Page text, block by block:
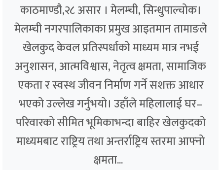
काठमाण्डौ,२८ असार । मेलम्ची, सिन्धुपाल्चोक।
मेलम्ची नगरपालिकाका प्रमुख आइतमान तामाङले
खेलकुद केवल प्रतिस्पर्धाको माध्यम मात्र नभई
अनुशासन, आत्मविश्वास, नेतृत्व क्षमता, सामाजिक
एकता र स्वस्थ जीवन निर्माण गर्ने सशक्त आधार
भएको उल्लेख गर्नुभयो। उहाँले महिलालाई घर–
परिवारको सीमित भूमिकाभन्दा बाहिर खेलकुदको
माध्यमबाट राष्ट्रिय तथा अन्तर्राष्ट्रिय स्तरमा आफ्नो
क्षमता...